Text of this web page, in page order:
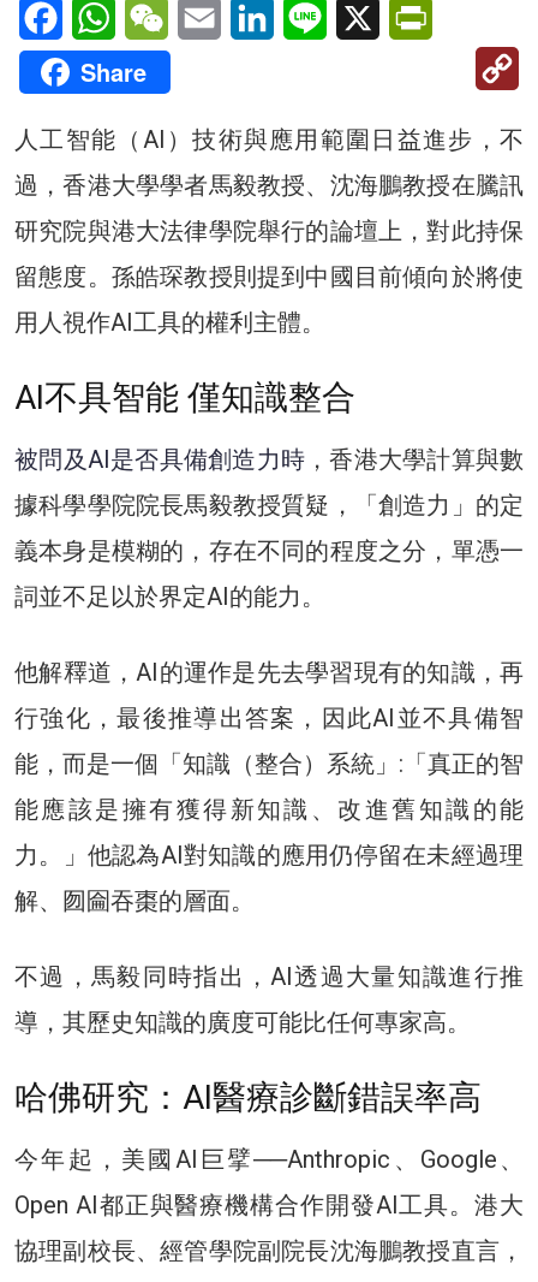
FacebookWhatsAppWeChatEmail LinkedInLine X
Share
人工智能（AI）技術與應用範圍日益進步，不
過，香港⼤學學者馬毅教授、沈海鵬教授在騰訊
研究院與港大法律學院舉行的論壇上，對此持保
留態度。孫皓琛教授則提到中國目前傾向於將使
用人視作AI工具的權利主體。
AI不具智能 僅知識整合
被問及AI是否具備創造力時 ，香港⼤學計算與數
據科學學院院長馬毅教授質疑，「創造力」的定
義本身是模糊的，存在不同的程度之分，單憑一
詞並不足以於界定AI的能力。
他解釋道，AI的運作是先去學習現有的知識，再
行強化，最後推導出答案，因此AI並不具備智
能，而是一個「知識（整合）系統」:「真正的智
能應該是擁有獲得新知識、改進舊知識的能
力。」他認為AI對知識的應用仍停留在未經過理
解、囫圇吞棗的層面。
不過，馬毅同時指出，AI透過大量知識進行推
導，其歷史知識的廣度可能比任何專家高。
哈佛研究：AI醫療診斷錯誤率高
今年起，美國AI巨擘──Anthropic、Google、
Open AI都正與醫療機構合作開發AI工具。港⼤
協理副校長、經管學院副院長沈海鵬教授直言，